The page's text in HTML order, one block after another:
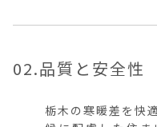
02.品質と安全性
栃木の寒暖差を快